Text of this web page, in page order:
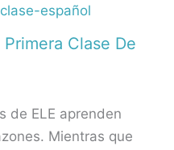
Clase De
de ELE aprenden
Mientras que